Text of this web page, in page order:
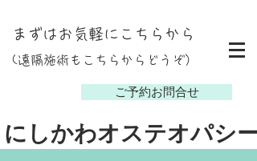
ご予約お問合せ
にしかわオステオパシー
まずはお気軽にこちらから
(遠隔施術もこちらからどうぞ）